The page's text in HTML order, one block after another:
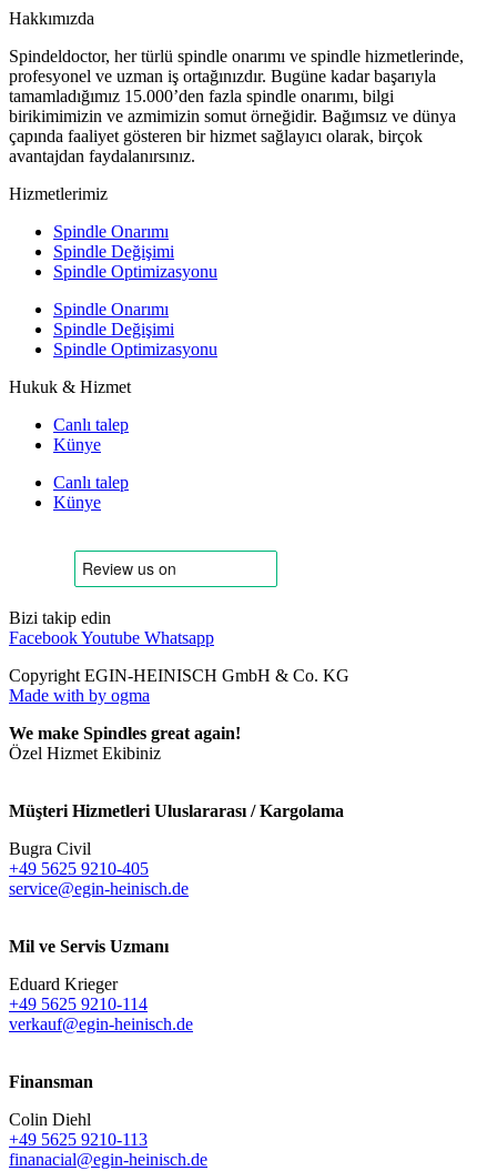
Hakkımızda
Spindeldoctor, her türlü spindle onarımı ve spindle hizmetlerinde,
profesyonel ve uzman iş ortağınızdır. Bugüne kadar başarıyla
tamamladığımız 15.000’den fazla spindle onarımı, bilgi
birikimimizin ve azmimizin somut örneğidir. Bağımsız ve dünya
çapında faaliyet gösteren bir hizmet sağlayıcı olarak, birçok
avantajdan faydalanırsınız.
Hizmetlerimiz
Spindle Onarımı
Spindle Değişimi
Spindle Optimizasyonu
Spindle Onarımı
Spindle Değişimi
Spindle Optimizasyonu
Hukuk & Hizmet
Canlı talep
Künye
Canlı talep
Künye
Bizi takip edin
FacebookYoutube Whatsapp
Copyright EGIN-HEINISCH GmbH & Co. KG
Made with by ogma
We make Spindles great again!
Özel Hizmet Ekibiniz
Müşteri Hizmetleri Uluslararası / Kargolama
Bugra Civil
+49 5625 9210-405
service@egin-heinisch.de
Mil ve Servis Uzmanı
Eduard Krieger
+49 5625 9210-114
verkauf@egin-heinisch.de
Finansman
Colin Diehl
+49 5625 9210-113
finanacial@egin-heinisch.de